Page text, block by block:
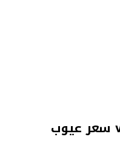
مواصفات فيفو vivo X27 سعر عيوب